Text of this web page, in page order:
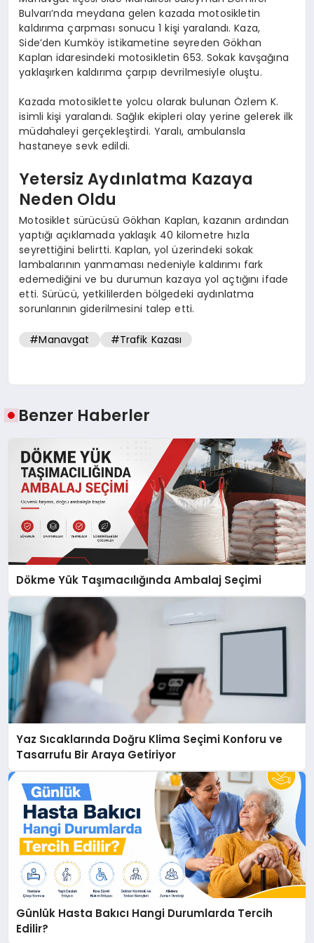
Bulvarı’nda meydana gelen kazada motosikletin
kaldırıma çarpması sonucu 1 kişi yaralandı. Kaza,
Side’den Kumköy istikametine seyreden Gökhan
Kaplan idaresindeki motosikletin 653. Sokak kavşağına
yaklaşırken kaldırıma çarpıp devrilmesiyle oluştu.
Kazada motosiklette yolcu olarak bulunan Özlem K.
isimli kişi yaralandı. Sağlık ekipleri olay yerine gelerek ilk
müdahaleyi gerçekleştirdi. Yaralı, ambulansla
hastaneye sevk edildi.
Yetersiz Aydınlatma Kazaya
Neden Oldu
Motosiklet sürücüsü Gökhan Kaplan, kazanın ardından
yaptığı açıklamada yaklaşık 40 kilometre hızla
seyrettiğini belirtti. Kaplan, yol üzerindeki sokak
lambalarının yanmaması nedeniyle kaldırımı fark
edemediğini ve bu durumun kazaya yol açtığını ifade
etti. Sürücü, yetkililerden bölgedeki aydınlatma
sorunlarının giderilmesini talep etti.
#Manavgat #Trafik Kazası
Benzer Haberler
Dökme Yük Taşımacılığında Ambalaj Seçimi
Yaz Sıcaklarında Doğru Klima Seçimi Konforu ve
Tasarrufu Bir Araya Getiriyor
Günlük Hasta Bakıcı Hangi Durumlarda Tercih
Edilir?